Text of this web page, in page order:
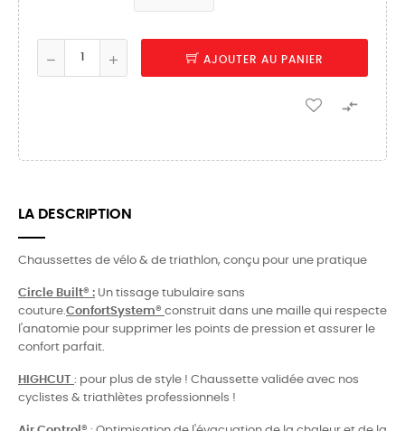
AJOUTER AU PANIER

LA DESCRIPTION
Chaussettes de vélo & de triathlon, conçu pour une pratique
Circle Built® : Un tissage tubulaire sans
couture. ConfortSystem® construit dans une maille qui respecte
l'anatomie pour supprimer les points de pression et assurer le
confort parfait.
HIGHCUT : pour plus de style ! Chaussette validée avec nos
cyclistes & triathlètes professionnels !